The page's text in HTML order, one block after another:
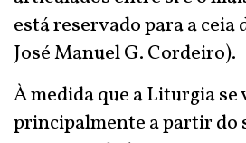
está reservado para a ceia
José Manuel G. Cordeiro).
À medida que a Liturgia
principalmente a partir do